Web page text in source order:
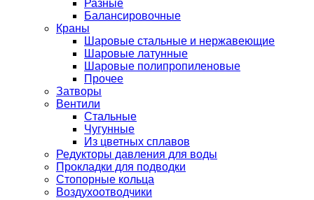
Разные
Балансировочные
Краны
Шаровые стальные и нержавеющие
Шаровые латунные
Шаровые полипропиленовые
Прочее
Затворы
Вентили
Стальные
Чугунные
Из цветных сплавов
Редукторы давления для воды
Прокладки для подводки
Стопорные кольца
Воздухоотводчики